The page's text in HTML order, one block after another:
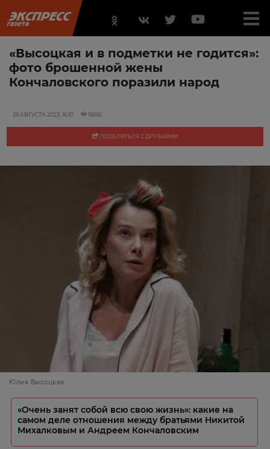
«Высоцкая и в подметки не годится»:
фото брошенной жены
Кончаловского поразили народ
29 АВГУСТА 2023, 16:10 19592
ПОДЕЛИТЬСЯ С ДРУЗЬЯМИ
Юлия Высоцкая
«Очень занят собой всю свою жизнь»: какие на
самом деле отношения между братьями Никитой
Михалковым и Андреем Кончаловским